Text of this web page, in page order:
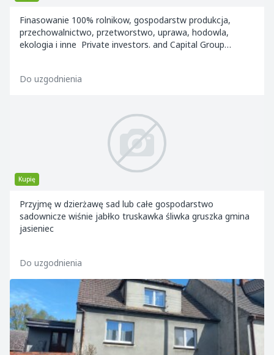
Finasowanie 100% rolnikow, gospodarstw produkcja,
przechowalnictwo, przetworstwo, uprawa, hodowla,
ekologia i inne Private investors. and Capital Group
Do uzgodnienia
Kupię
Przyjmę w dzierżawę sad lub całe gospodarstwo
sadownicze wiśnie jabłko truskawka śliwka gruszka gmina
jasieniec
Do uzgodnienia